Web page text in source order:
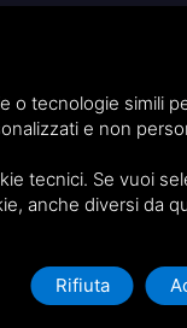
o tecnologie simili
e non
tecnici. Se vuoi
anche diversi da
Rifiuta